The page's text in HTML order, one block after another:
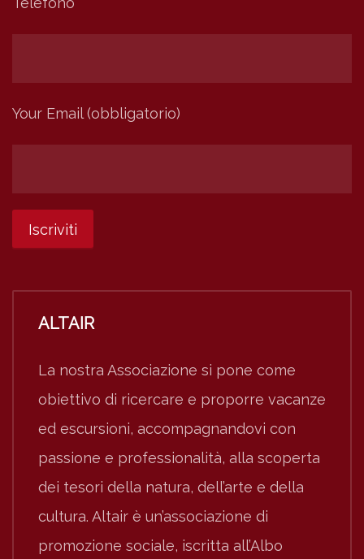
Your Email (obbligatorio)
ALTAIR
La nostra Associazione si pone come
obiettivo di ricercare e proporre vacanze
ed escursioni, accompagnandovi con
passione e professionalità, alla scoperta
dei tesori della natura, dell’arte e della
cultura. Altair è un’associazione di
promozione sociale, iscritta all’Albo